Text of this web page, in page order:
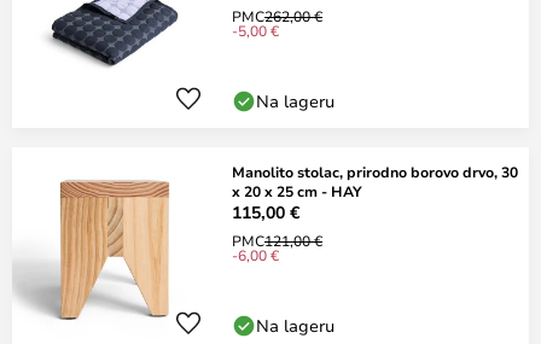
PMC262,00 €
-5,00 €
Na lageru
Manolito stolac, prirodno borovo drvo, 30
x 20 x 25 cm - HAY
115,00 €
PMC121,00 €
-6,00 €
Na lageru